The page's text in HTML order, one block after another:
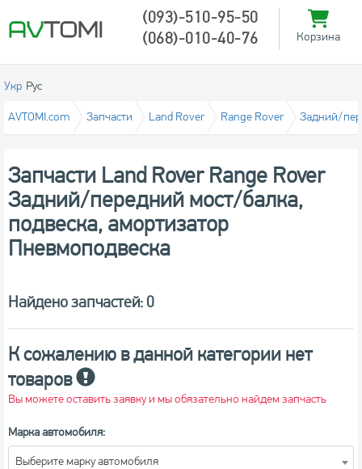
(093)-510-95-50
(068)-010-40-76
Корзина
Укр Рус
AVTOMI.com Запчасти Land Rover Range Rover Задний/
Запчасти Land Rover Range Rover
Задний/передний мост/балка,
подвеска, амортизатор
Пневмоподвеска
Найдено запчастей: 0
К сожалению в данной категории нет
товаров
Вы можете оставить заявку и мы обязательно найдем запчасть
Марка автомобиля:
Выберите марку автомобиля